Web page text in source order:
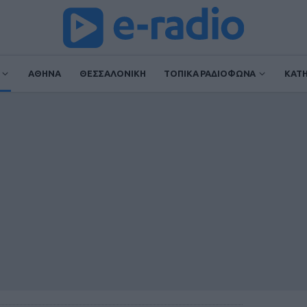
ΑΘΗΝΑ ΘΕΣΣΑΛΟΝΙΚΗ ΤΟΠΙΚΑ ΡΑΔΙΟΦΩΝΑ